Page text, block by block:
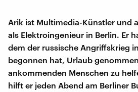
Arik ist Multimedia-Künstler und
als Elektroingenieur in Berlin. Er
dem der russische Angriffskrieg
begonnen hat, Urlaub
ankommenden Menschen zu
hilft er jeden Abend am Berliner